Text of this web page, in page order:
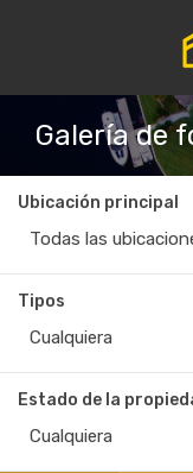
Galería de
Ubicación principal
Todas las
Tipos
Cualquiera
Estado de la
Cualquiera